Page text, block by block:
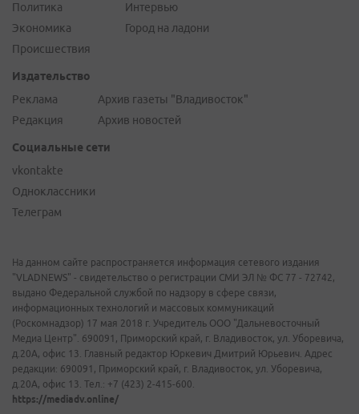
Политика
Экономика
Происшествия
Интервью
Город на ладони
Издательство
Реклама
Редакция
Архив газеты "Владивосток"
Архив новостей
Социальные сети
vkontakte
Одноклассники
Телеграм
На данном сайте распространяется информация сетевого издания
"VLADNEWS" - свидетельство о регистрации СМИ ЭЛ № ФС 77 - 72742,
выдано Федеральной службой по надзору в сфере связи,
информационных технологий и массовых коммуникаций
(Роскомнадзор) 17 мая 2018 г. Учредитель ООО "Дальневосточный
Медиа Центр". 690091, Приморский край, г. Владивосток, ул. Уборевича,
д.20А, офис 13. Главный редактор Юркевич Дмитрий Юрьевич. Адрес
редакции: 690091, Приморский край, г. Владивосток, ул. Уборевича,
д.20А, офис 13. Тел.: +7 (423) 2-415-600.
https://mediadv.online/